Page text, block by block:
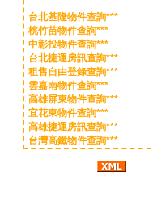
台北基隆物件查詢***
桃竹苗物件查詢***
中彰投物件查詢***
台北捷運房訊查詢***
租售自由登錄查詢***
雲嘉南物件查詢***
高雄屏東物件查詢***
宜花東物件查詢***
高雄捷運房訊查詢***
台灣高鐵物件查詢***